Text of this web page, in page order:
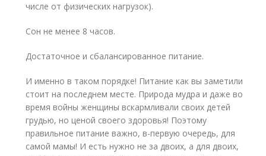
числе от физических нагрузок).
Сон не менее 8 часов.
Достаточное и сбалансированное питание.
И именно в таком порядке! Питание как вы заметили
стоит на последнем месте. Природа мудра и даже во
время войны женщины вскармливали своих детей
грудью, но ценой своего здоровья! Поэтому
правильное питание важно, в-первую очередь, для
самой мамы! И есть нужно не за двоих, а для двоих,